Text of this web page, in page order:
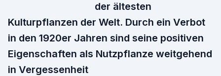
der ältesten
Kulturpflanzen der Welt. Durch ein Verbot
in den 1920er Jahren sind seine positiven
Eigenschaften als Nutzpflanze weitgehend
in Vergessenheit